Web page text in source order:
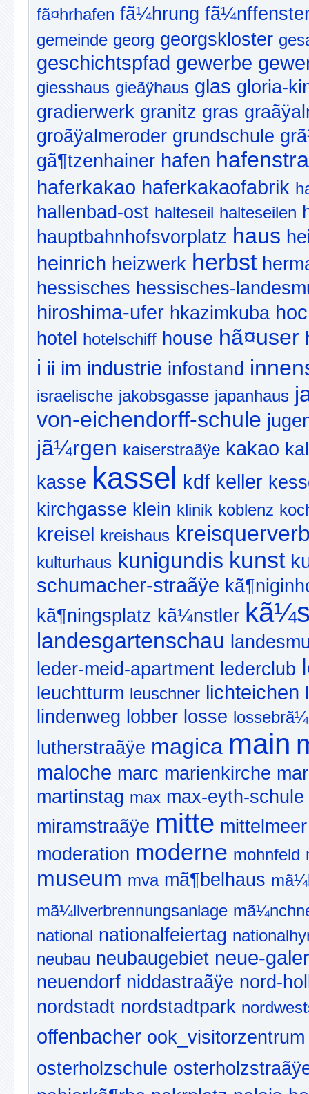
fã¤hrhafen fã¼hrung
gemeinde georg georgskloster
geschichtspfad gewerbe
giesshaus gieãÿhaus glas gloria-
gradierwerk granitz gras
groãÿalmeroder grundschule
gã¶tzenhainer hafen
haferkakao haferkakaofabrik
hallenbad-ost halteseil halteseilen
hauptbahnhofsvorplatz haus
heinrich heizwerk herbst
hessisches hessisches-
hiroshima-ufer hkazimkuba
hotel hotelschiff house hã¤user
i ii im industrie infostand
israelische jakobsgasse japanhaus
von-eichendorff-schule
jã¼rgen kaiserstraãÿe kakao
kasse kassel kdf keller
kirchgasse klein klinik koblenz
kreisel kreishaus
kulturhaus kunigundis kunst
schumacher-straãÿe
kã¶ningsplatz kã¼nstler
landesgartenschau
leder-meid-apartment lederclub
leuchtturm leuschner lichteichen
lindenweg lobber losse
lutherstraãÿe magica main
maloche marc marienkirche
martinstag max max-eyth-schule
miramstraãÿe mitte mittelmeer
moderation moderne mohnfeld
museum mva mã¶belhaus
mã¼llverbrennungsanlage
national nationalfeiertag
neubau neubaugebiet neue-
neuendorf niddastraãÿe nord-
nordstadt nordstadtpark
offenbacher ook_visitorzentrum
osterholzschule